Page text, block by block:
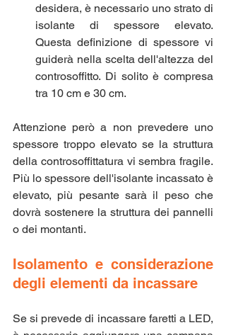
desidera, è necessario uno strato di
isolante di spessore elevato.
Questa definizione di spessore vi
guiderà nella scelta dell'altezza del
controsoffitto. Di solito è compresa
tra 10 cm e 30 cm.
Attenzione però a non prevedere uno
spessore troppo elevato se la struttura
della controsoffittatura vi sembra fragile.
Più lo spessore dell'isolante incassato è
elevato, più pesante sarà il peso che
dovrà sostenere la struttura dei pannelli
o dei montanti.
Isolamento e considerazione
degli elementi da incassare
Se si prevede di incassare faretti a LED,